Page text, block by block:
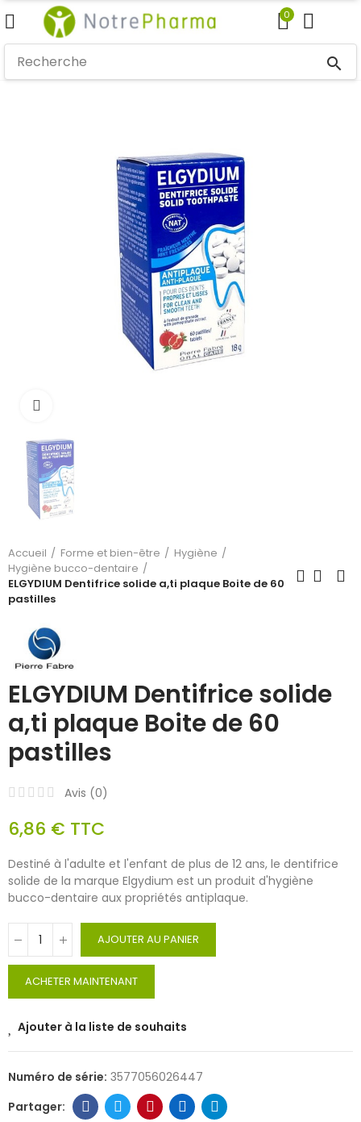
0
search
Accueil Forme et bien-être
Hygiène
Hygiène bucco-dentaire
ELGYDIUM Dentifrice solide a,ti plaque Boite de 60
pastilles
ELGYDIUM Dentifrice solide
a,ti plaque Boite de 60
pastilles
Avis (0)
6,86 € TTC
Destiné à l'adulte et l'enfant de plus de 12 ans, le dentifrice
solide de la marque Elgydium est un produit d'hygiène
bucco-dentaire aux propriétés antiplaque.
AJOUTER AU PANIER
ACHETER MAINTENANT
Ajouter à la liste de souhaits
Numéro de série: 3577056026447